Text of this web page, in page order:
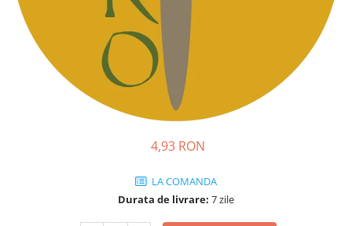
Ridichi
Salata
Spanac
4,93 RON
LA COMANDA
Durata de livrare: 7 zile